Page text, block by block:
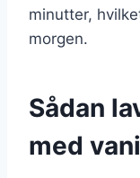
minutter,
morgen.
Sådan
med